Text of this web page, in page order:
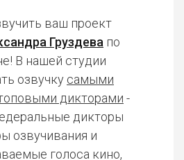
ваш проект
Груздева по
В нашей студии
озвучку самыми
дикторами -
дикторы
озвучивания и
голоса кино,